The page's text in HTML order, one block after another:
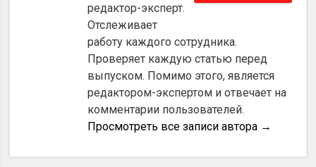
редактор-эксперт.
Отслеживает
работу каждого сотрудника.
Проверяет каждую статью перед
выпуском. Помимо этого, является
редактором-экспертом и отвечает на
комментарии пользователей.
Просмотреть все записи автора →